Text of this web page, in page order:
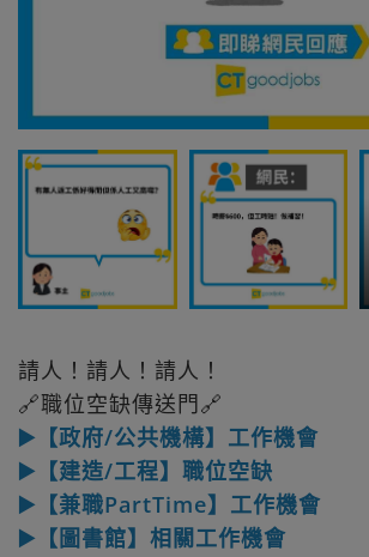
請人！請人！請人！
🔗職位空缺傳送門🔗
▶️【政府/公共機構】工作機會
▶️【建造/工程】職位空缺
▶️【兼職PartTime】工作機會
▶️【圖書館】相關工作機會